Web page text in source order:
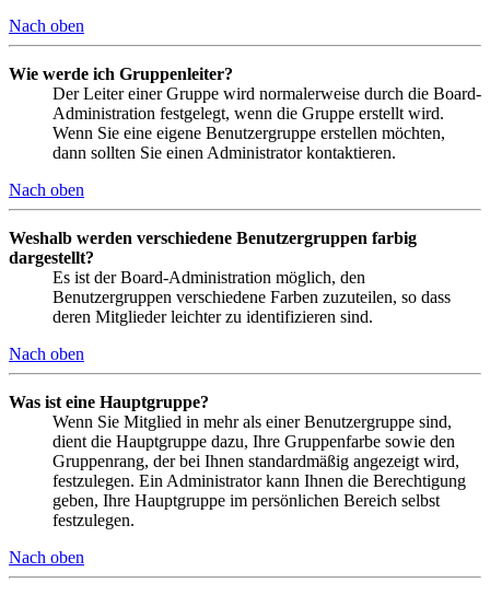
Nach oben
Wie werde ich Gruppenleiter?
Der Leiter einer Gruppe wird normalerweise durch die Board-
Administration festgelegt, wenn die Gruppe erstellt wird.
Wenn Sie eine eigene Benutzergruppe erstellen möchten,
dann sollten Sie einen Administrator kontaktieren.
Nach oben
Weshalb werden verschiedene Benutzergruppen farbig
dargestellt?
Es ist der Board-Administration möglich, den
Benutzergruppen verschiedene Farben zuzuteilen, so dass
deren Mitglieder leichter zu identifizieren sind.
Nach oben
Was ist eine Hauptgruppe?
Wenn Sie Mitglied in mehr als einer Benutzergruppe sind,
dient die Hauptgruppe dazu, Ihre Gruppenfarbe sowie den
Gruppenrang, der bei Ihnen standardmäßig angezeigt wird,
festzulegen. Ein Administrator kann Ihnen die Berechtigung
geben, Ihre Hauptgruppe im persönlichen Bereich selbst
festzulegen.
Nach oben